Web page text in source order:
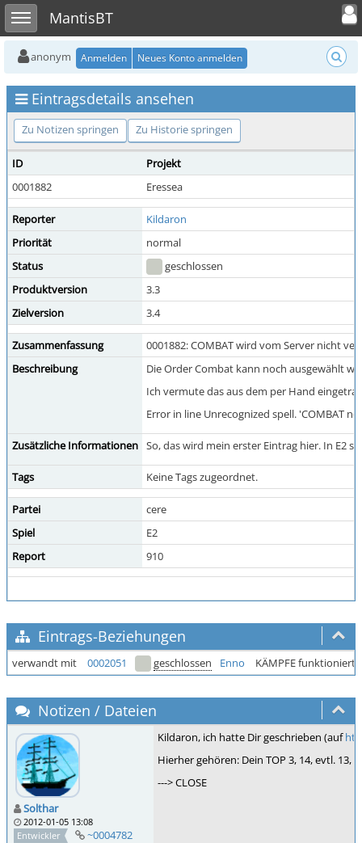
Toggle sidebarMantisBT
Toggle
anonym Anmelden Neues Konto anmelden
Eintragsdetails ansehen
Zu Notizen springen Zu Historie springen
ID
Projekt
0001882
Eressea
Reporter
Kildaron
Priorität
normal
Status
geschlossen
Produktversion
3.3
Zielversion
3.4
Zusammenfassung
0001882: COMBAT wird vom Server nicht
Beschreibung
Die Order Combat kann noch ausgewählt
Ich vermute das aus dem per Hand
Error in line Unrecognized spell. 'COMBAT
Zusätzliche Informationen So, das wird mein erster Eintrag hier. In E2
Tags Keine Tags zugeordnet.
Partei
cere
Spiel
E2
Report
910
Eintrags-Beziehungen
verwandt mit 0002051 geschlossen Enno KÄMPFE funktioniert
Notizen / Dateien
Solthar
2012-01-05 13:08
Entwickler
~0004782
Kildaron, ich hatte Dir geschrieben (auf
Hierher gehören: Dein TOP 3, 14, evtl. 13,
---> CLOSE